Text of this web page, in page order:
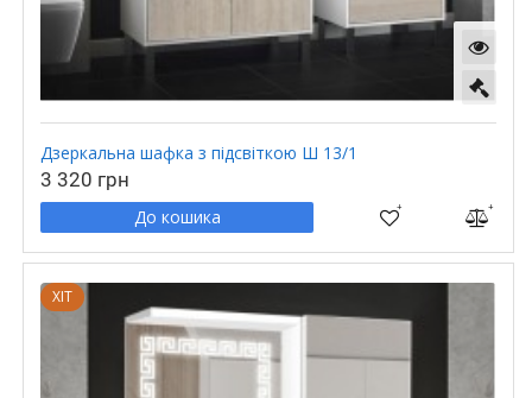
Дзеркальна шафка з підсвіткою Ш 13/1
3 320 грн
До кошика
ХІТ